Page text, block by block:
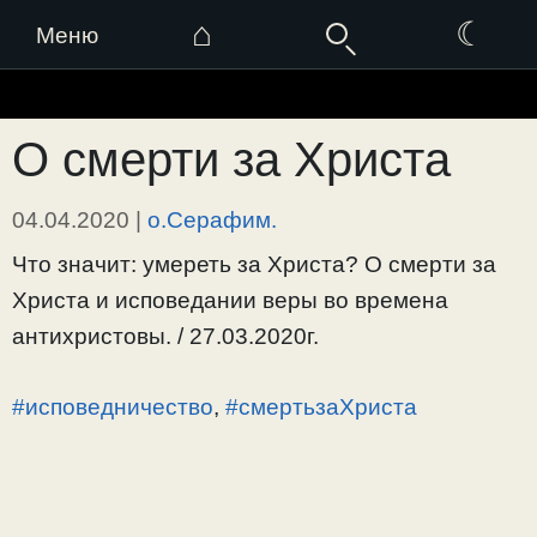
Меню ⌂ ☾
к
содержимому
О смерти за Христа
04.04.2020 | о.Серафим.
Что значит: умереть за Христа? О смерти за
Христа и исповедании веры во времена
антихристовы. / 27.03.2020г.
#исповедничество, #смертьзаХриста